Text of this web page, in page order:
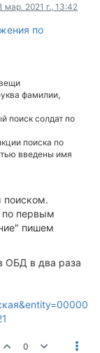
мар. 2021 г., 13:42
по
фамилии,
поиск солдат по
поиска по
введены имя
поиском.
по первым
пишем
ОБД в два раза
0